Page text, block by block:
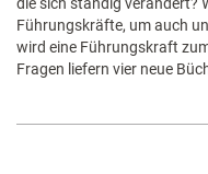
die sich ständig verändert?
Führungskräfte, um auch
wird eine Führungskraft
Fragen liefern vier neue